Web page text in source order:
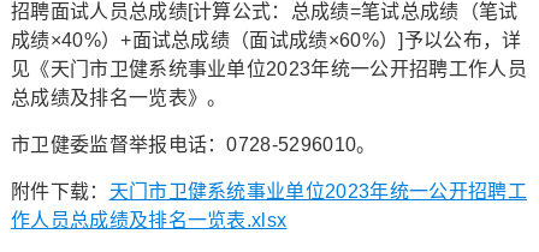
招聘面试人员总成绩[计算公式：总成绩=笔试总成绩（笔试
成绩×40%）+面试总成绩（面试成绩×60%）]予以公布，详
见《天门市卫健系统事业单位2023年统一公开招聘工作人员
总成绩及排名一览表》。
市卫健委监督举报电话：0728-5296010。
附件下载： 天门市卫健系统事业单位2023年统一公开招聘工
作人员总成绩及排名一览表.xlsx